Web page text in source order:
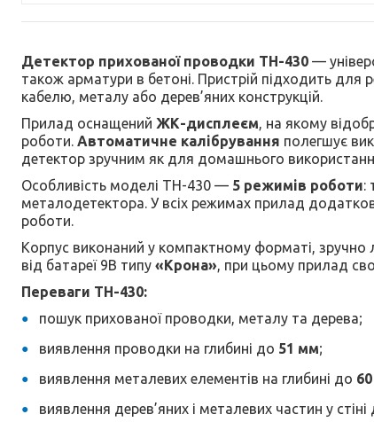
Детектор прихованої проводки TH-430 —
також арматури в бетоні. Пристрій підходить
кабелю, металу або дерев’яних конструкцій.
Прилад оснащений ЖК-дисплеєм, на якому
роботи. Автоматичне калібрування полегшує
детектор зручним як для домашнього
Особливість моделі TH-430 — 5 режимів роботи:
металодетектора. У всіх режимах прилад
роботи.
Корпус виконаний у компактному форматі, зручно
від батареї 9В типу «Крона», при цьому прилад
Переваги TH-430:
пошук прихованої проводки, металу та дерева;
виявлення проводки на глибині до 51 мм;
виявлення металевих елементів на глибині до
виявлення дерев’яних і металевих частин у стіні